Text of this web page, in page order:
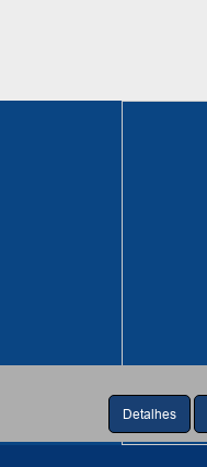
Detalhes